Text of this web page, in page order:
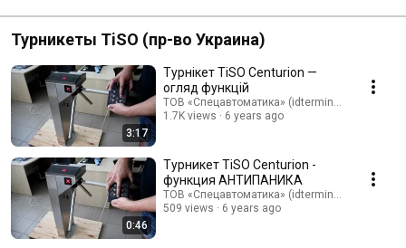
Турникеты TiSO (пр-во Украина)
3:17
Турнікет TiSO Centurion —
огляд функцій
ТОВ «Спецавтоматика» (idterminal.com)
1.7K views
6 years ago
0:46
Турникет TiSO Centurion -
функция АНТИПАНИКА
ТОВ «Спецавтоматика» (idterminal.com)
509 views
6 years ago